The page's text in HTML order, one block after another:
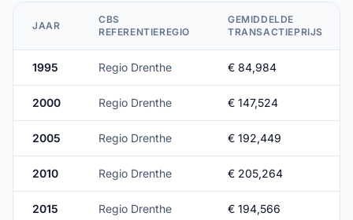
JAAR
CBS
REFERENTIEREGIO
GEMIDDELDE
TRANSACTIEPRIJS
1995 Regio Drenthe € 84,984
2000 Regio Drenthe € 147,524
2005 Regio Drenthe € 192,449
2010 Regio Drenthe € 205,264
2015 Regio Drenthe € 194,566